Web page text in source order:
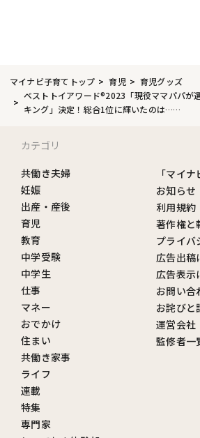
マイナビ子育てトップ 育児
育児グッズ
ベストトイアワード®2023「現役ママパパが
キング」決定！総合1位に輝いたのは……
カテゴリ
共働き夫婦
妊娠
出産・産後
育児
教育
中学受験
中学生
仕事
マネー
おでかけ
住まい
共働き家事
ライフ
連載
特集
専門家
「マイ
お知らせ
利用規約
著作権と
プライバ
広告出稿
広告表示
お問い合
お詫びと
運営会社
監修者一